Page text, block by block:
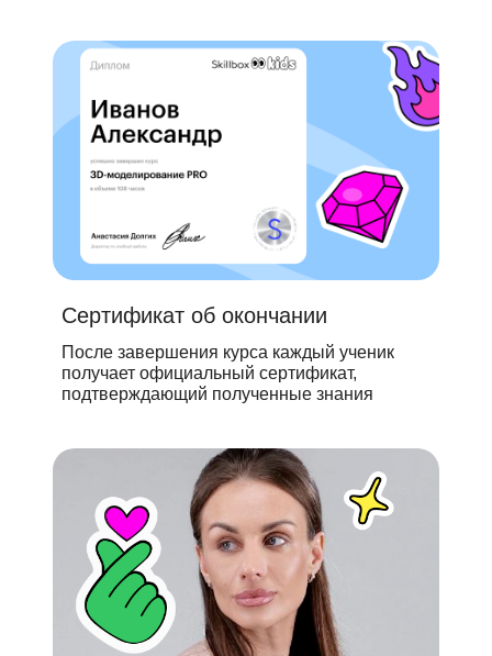
Сертификат об окончании
После завершения курса каждый ученик
получает официальный сертификат,
подтверждающий полученные знания